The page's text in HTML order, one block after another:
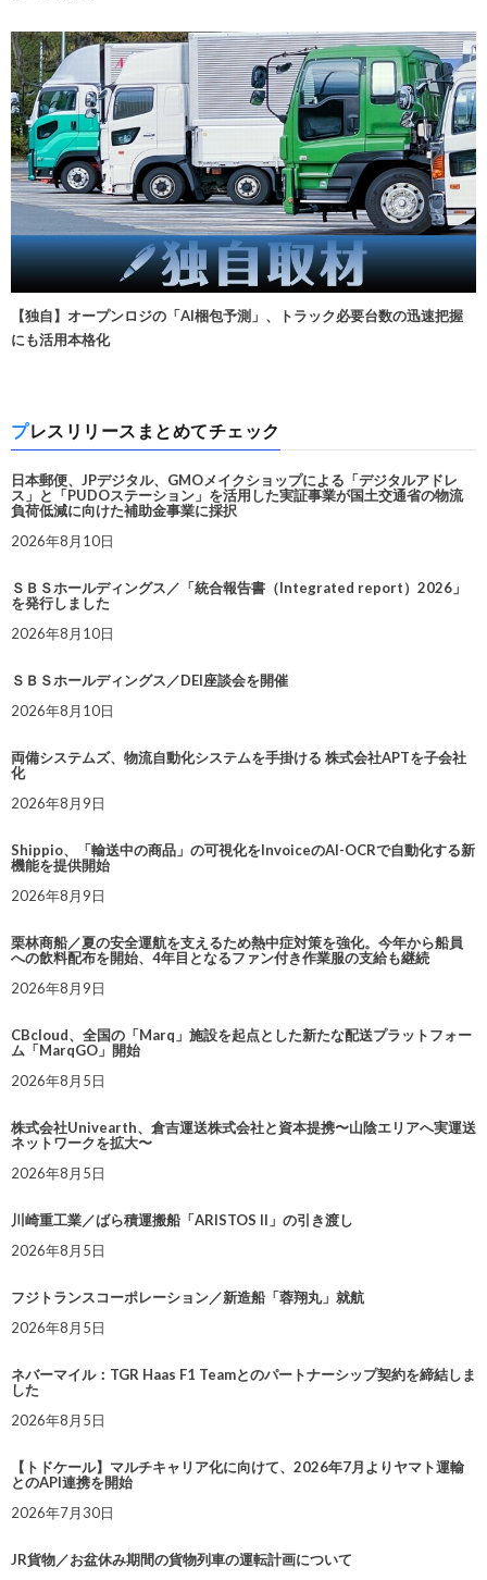
【独自】オープンロジの「AI梱包予測」、トラック必要台数の迅速把握
にも活用本格化
プレスリリースまとめてチェック
日本郵便、JPデジタル、GMOメイクショップによる「デジタルアドレ
ス」と「PUDOステーション」を活用した実証事業が国土交通省の物流
負荷低減に向けた補助金事業に採択
2026年8月10日
ＳＢＳホールディングス／「統合報告書（Integrated report）2026」
を発行しました
2026年8月10日
ＳＢＳホールディングス／DEI座談会を開催
2026年8月10日
両備システムズ、物流自動化システムを手掛ける 株式会社APTを子会社
化
2026年8月9日
Shippio、「輸送中の商品」の可視化をInvoiceのAI-OCRで自動化する新
機能を提供開始
2026年8月9日
栗林商船／夏の安全運航を支えるため熱中症対策を強化。今年から船員
への飲料配布を開始、4年目となるファン付き作業服の支給も継続
2026年8月9日
CBcloud、全国の「Marq」施設を起点とした新たな配送プラットフォー
ム「MarqGO」開始
2026年8月5日
株式会社Univearth、倉吉運送株式会社と資本提携〜山陰エリアへ実運送
ネットワークを拡大〜
2026年8月5日
川崎重工業／ばら積運搬船「ARISTOS II」の引き渡し
2026年8月5日
フジトランスコーポレーション／新造船「蓉翔丸」就航
2026年8月5日
ネバーマイル：TGR Haas F1 Teamとのパートナーシップ契約を締結しま
した
2026年8月5日
【トドケール】マルチキャリア化に向けて、2026年7月よりヤマト運輸
とのAPI連携を開始
2026年7月30日
JR貨物／お盆休み期間の貨物列車の運転計画について